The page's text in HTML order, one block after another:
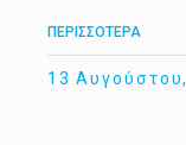
ΠΕΡΙΣΣΟΤΕΡΑ
13